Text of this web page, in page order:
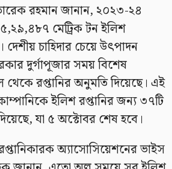
রহমান জানান, ২০২৩-২৪
মেট্রিক টন ইলিশ
চাহিদার চেয়ে উৎপাদন
দুর্গাপূজার সময় বিশেষ
থেকে রপ্তানির অনুমতি দিয়েছে। এই
ইলিশ রপ্তানির জন্য ৩৭টি
যা ৫ অক্টোবর শেষ হবে।
অ্যাসোসিয়েশনের ভাইস